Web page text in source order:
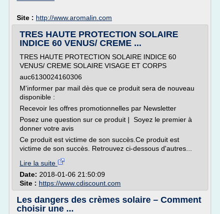
Site : http://www.aromalin.com
TRES HAUTE PROTECTION SOLAIRE
INDICE 60 VENUS/ CREME ...
TRES HAUTE PROTECTION SOLAIRE INDICE 60
VENUS/ CREME SOLAIRE VISAGE ET CORPS
auc6130024160306
M'informer par mail dès que ce produit sera de nouveau
disponible :
Recevoir les offres promotionnelles par Newsletter
Posez une question sur ce produit | Soyez le premier à
donner votre avis
Ce produit est victime de son succès.Ce produit est
victime de son succès. Retrouvez ci-dessous d'autres...
Lire la suite
Date: 2018-01-06 21:50:09
Site : https://www.cdiscount.com
Les dangers des crèmes solaire – Comment
choisir une ...